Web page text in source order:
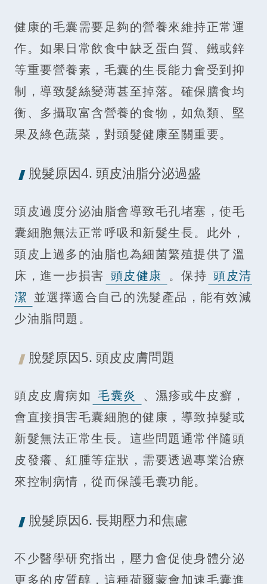
健康的毛囊需要足夠的營養來維持正常運
作。如果日常飲食中缺乏蛋白質、鐵或鋅
等重要營養素，毛囊的生長能力會受到抑
制，導致髮絲變薄甚至掉落。確保膳食均
衡、多攝取富含營養的食物，如魚類、堅
果及綠色蔬菜，對頭髮健康至關重要。
脫髮原因4. 頭皮油脂分泌過盛
頭皮過度分泌油脂會導致毛孔堵塞，使毛
囊細胞無法正常呼吸和新髮生長。此外，
頭皮上過多的油脂也為細菌繁殖提供了溫
床，進一步損害 頭皮健康 。保持 頭皮清
潔 並選擇適合自己的洗髮產品，能有效減
少油脂問題。
脫髮原因5. 頭皮皮膚問題
頭皮皮膚病如 毛囊炎
、濕疹或牛皮癬，
會直接損害毛囊細胞的健康，導致掉髮或
新髮無法正常生長。這些問題通常伴隨頭
皮發癢、紅腫等症狀，需要透過專業治療
來控制病情，從而保護毛囊功能。
脫髮原因6. 長期壓力和焦慮
不少醫學研究指出，壓力會促使身體分泌
更多的皮質醇，這種荷爾蒙會加速毛囊進